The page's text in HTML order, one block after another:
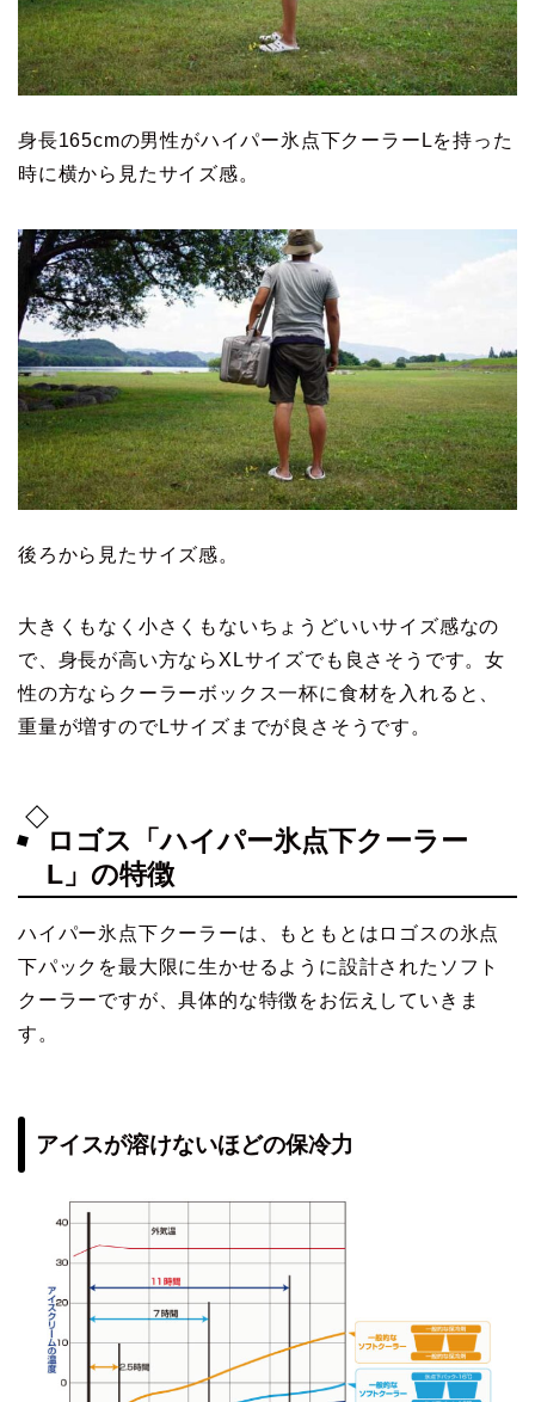
身長165cmの男性がハイパー氷点下クーラーLを持った
時に横から見たサイズ感。
後ろから見たサイズ感。
大きくもなく小さくもないちょうどいいサイズ感なの
で、身長が高い方ならXLサイズでも良さそうです。女
性の方ならクーラーボックス一杯に食材を入れると、
重量が増すのでLサイズまでが良さそうです。
ロゴス「ハイパー氷点下クーラー
L」の特徴
ハイパー氷点下クーラーは、もともとはロゴスの氷点
下パックを最大限に生かせるように設計されたソフト
クーラーですが、具体的な特徴をお伝えしていきま
す。
アイスが溶けないほどの保冷力